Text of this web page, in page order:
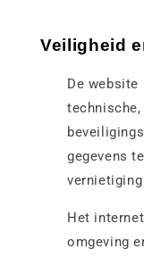
Veiligheid
De
gegevens
Het
omgeving